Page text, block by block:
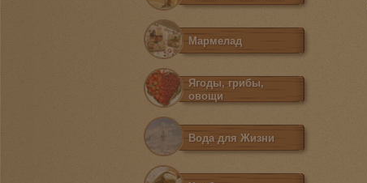
Мармелад
Ягоды, грибы,
овощи
Вода для Жизни